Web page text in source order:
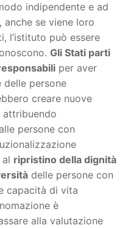
indipendente e ad
anche se viene loro
l’istituto può essere
Gli Stati parti
per aver
persone
creare nuove
attribuendo
persone con
ripristino della dignità
delle persone con
capacità di vita
è
alla valutazione